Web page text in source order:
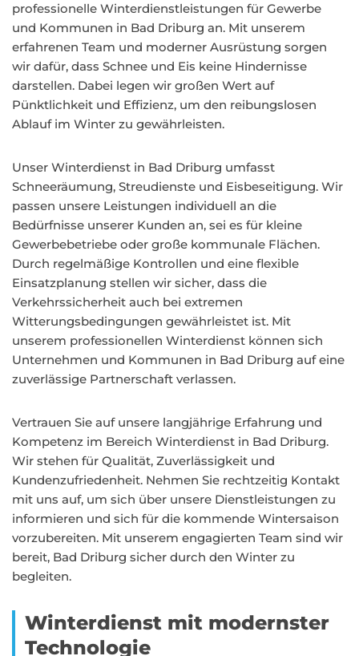
professionelle Winterdienstleistungen für Gewerbe
und Kommunen in Bad Driburg an. Mit unserem
erfahrenen Team und moderner Ausrüstung sorgen
wir dafür, dass Schnee und Eis keine Hindernisse
darstellen. Dabei legen wir großen Wert auf
Pünktlichkeit und Effizienz, um den reibungslosen
Ablauf im Winter zu gewährleisten.
Unser Winterdienst in Bad Driburg umfasst
Schneeräumung, Streudienste und Eisbeseitigung. Wir
passen unsere Leistungen individuell an die
Bedürfnisse unserer Kunden an, sei es für kleine
Gewerbebetriebe oder große kommunale Flächen.
Durch regelmäßige Kontrollen und eine flexible
Einsatzplanung stellen wir sicher, dass die
Verkehrssicherheit auch bei extremen
Witterungsbedingungen gewährleistet ist. Mit
unserem professionellen Winterdienst können sich
Unternehmen und Kommunen in Bad Driburg auf eine
zuverlässige Partnerschaft verlassen.
Vertrauen Sie auf unsere langjährige Erfahrung und
Kompetenz im Bereich Winterdienst in Bad Driburg.
Wir stehen für Qualität, Zuverlässigkeit und
Kundenzufriedenheit. Nehmen Sie rechtzeitig Kontakt
mit uns auf, um sich über unsere Dienstleistungen zu
informieren und sich für die kommende Wintersaison
vorzubereiten. Mit unserem engagierten Team sind wir
bereit, Bad Driburg sicher durch den Winter zu
begleiten.
Winterdienst mit modernster
Technologie